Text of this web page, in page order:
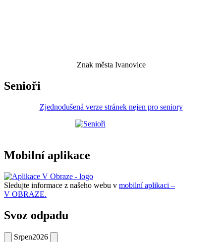
Znak města Ivanovice
Senioři
Zjednodušená verze stránek nejen pro seniory
Mobilní aplikace
Sledujte informace z našeho webu v mobilní aplikaci –
V OBRAZE.
Svoz odpadu
Srpen2026